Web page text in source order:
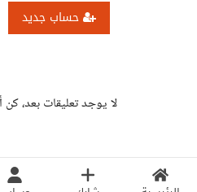
حساب جديد
لا يوجد تعليقات بعد،